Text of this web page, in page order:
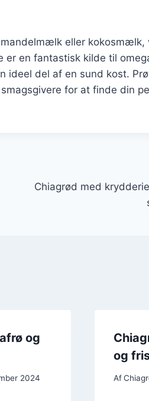
eller kokosmælk,
er en fantastisk kilde til
ideel del af en sund kost.
for at finde din
Chiagrød med
og
2024
og
Af